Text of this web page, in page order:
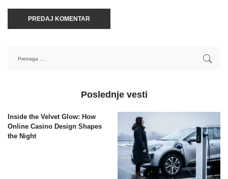
Poslednje vesti
Inside the Velvet Glow: How
Online Casino Design Shapes
the Night